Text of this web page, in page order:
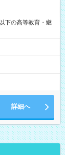
下の高等教育・継
詳細へ